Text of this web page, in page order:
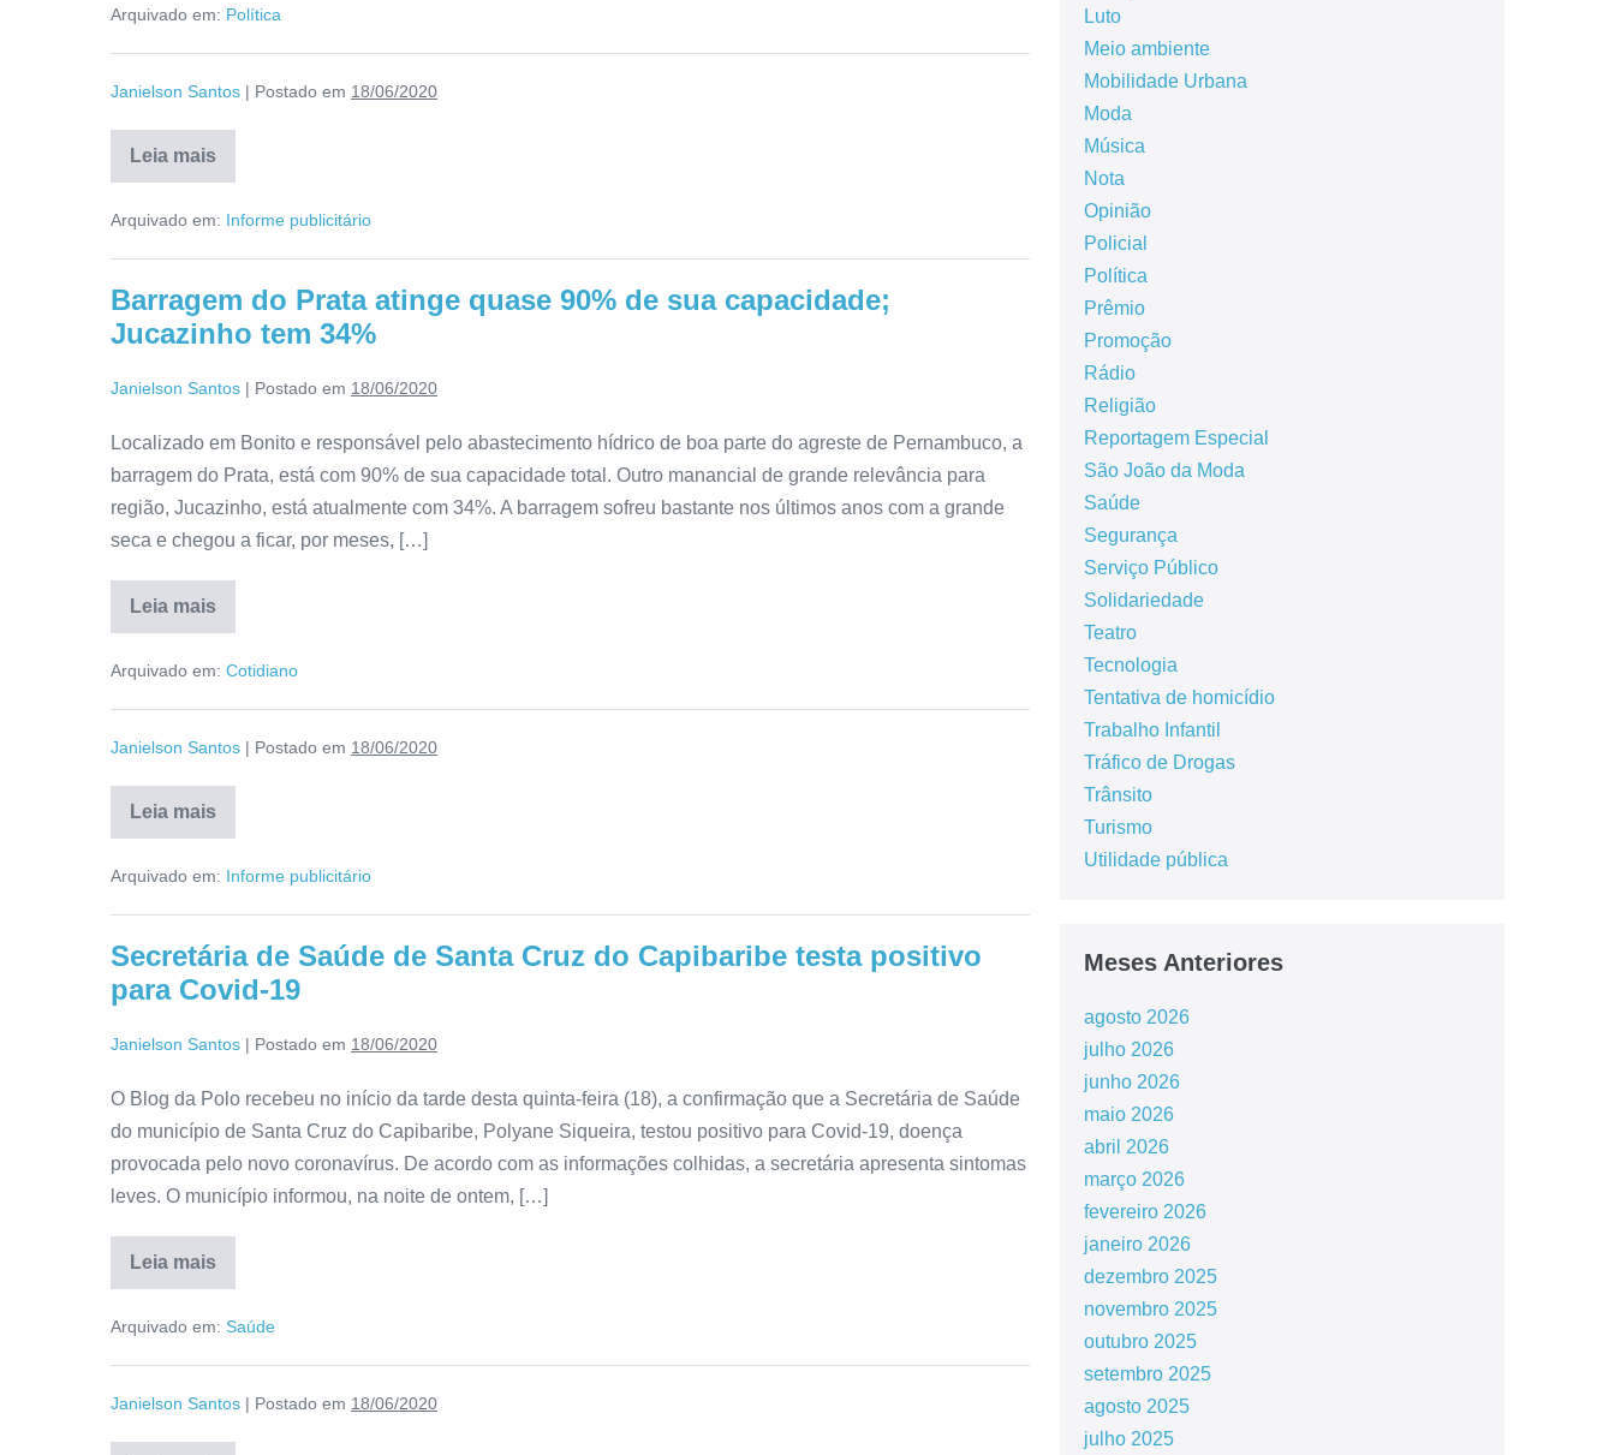
Arquivado em: Política
Janielson Santos | Postado em 18/06/2020
Leia mais
Arquivado em: Informe publicitário
Barragem do Prata atinge quase 90% de sua capacidade;
Jucazinho tem 34%
Janielson Santos | Postado em 18/06/2020
Localizado em Bonito e responsável pelo abastecimento hídrico de boa parte do agreste de Pernambuco, a
barragem do Prata, está com 90% de sua capacidade total. Outro manancial de grande relevância para
região, Jucazinho, está atualmente com 34%. A barragem sofreu bastante nos últimos anos com a grande
seca e chegou a ficar, por meses, […]
Leia mais
Arquivado em: Cotidiano
Janielson Santos | Postado em 18/06/2020
Leia mais
Arquivado em: Informe publicitário
Secretária de Saúde de Santa Cruz do Capibaribe testa positivo
para Covid-19
Janielson Santos | Postado em 18/06/2020
O Blog da Polo recebeu no início da tarde desta quinta-feira (18), a confirmação que a Secretária de Saúde
do município de Santa Cruz do Capibaribe, Polyane Siqueira, testou positivo para Covid-19, doença
provocada pelo novo coronavírus. De acordo com as informações colhidas, a secretária apresenta sintomas
leves. O município informou, na noite de ontem, […]
Leia mais
Arquivado em: Saúde
Janielson Santos | Postado em 18/06/2020
Luto
Meio ambiente
Mobilidade Urbana
Moda
Música
Nota
Opinião
Policial
Política
Prêmio
Promoção
Rádio
Religião
Reportagem Especial
São João da Moda
Saúde
Segurança
Serviço Público
Solidariedade
Teatro
Tecnologia
Tentativa de homicídio
Trabalho Infantil
Tráfico de Drogas
Trânsito
Turismo
Utilidade pública
Meses Anteriores
agosto 2026
julho 2026
junho 2026
maio 2026
abril 2026
março 2026
fevereiro 2026
janeiro 2026
dezembro 2025
novembro 2025
outubro 2025
setembro 2025
agosto 2025
julho 2025